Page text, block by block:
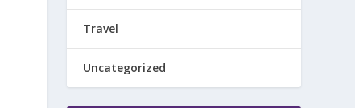
Travel
Uncategorized